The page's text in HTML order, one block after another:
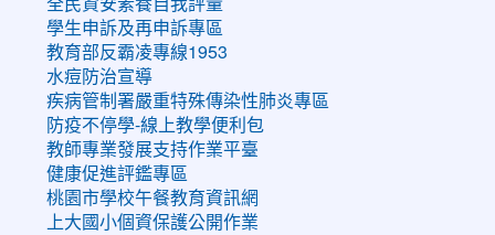
學生申訴及再申訴專區
教育部反霸凌專線1953
水痘防治宣導
疾病管制署嚴重特殊傳染性肺炎專區
防疫不停學-線上教學便利包
教師專業發展支持作業平臺
健康促進評鑑專區
桃園市學校午餐教育資訊網
上大國小個資保護公開作業